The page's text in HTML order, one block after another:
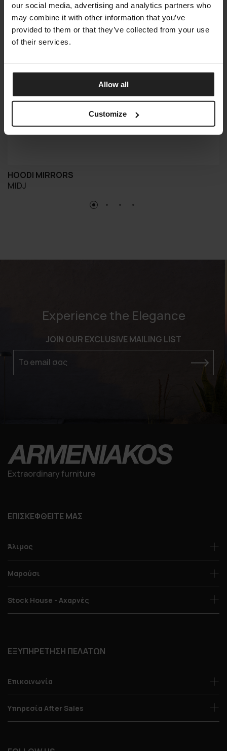
our social media, advertising and analytics partners who
may combine it with other information that you’ve
provided to them or that they’ve collected from your use
of their services.
Allow all
Customize
HOODI MIRRORS
MIDJ
Experience the Elegance
JOIN OUR EXCLUSIVE MAILING LIST
Το email σας
Extraordinary furniture
ΕΠΙΣΚΕΦΘΕΙΤΕ ΜΑΣ
Άλιμος
Μαρούσι
Stock House - Αχαρνές
ΕΞΥΠΗΡΕΤΗΣΗ ΠΕΛΑΤΩΝ
Επικοινωνία
Υπηρεσία After Sales